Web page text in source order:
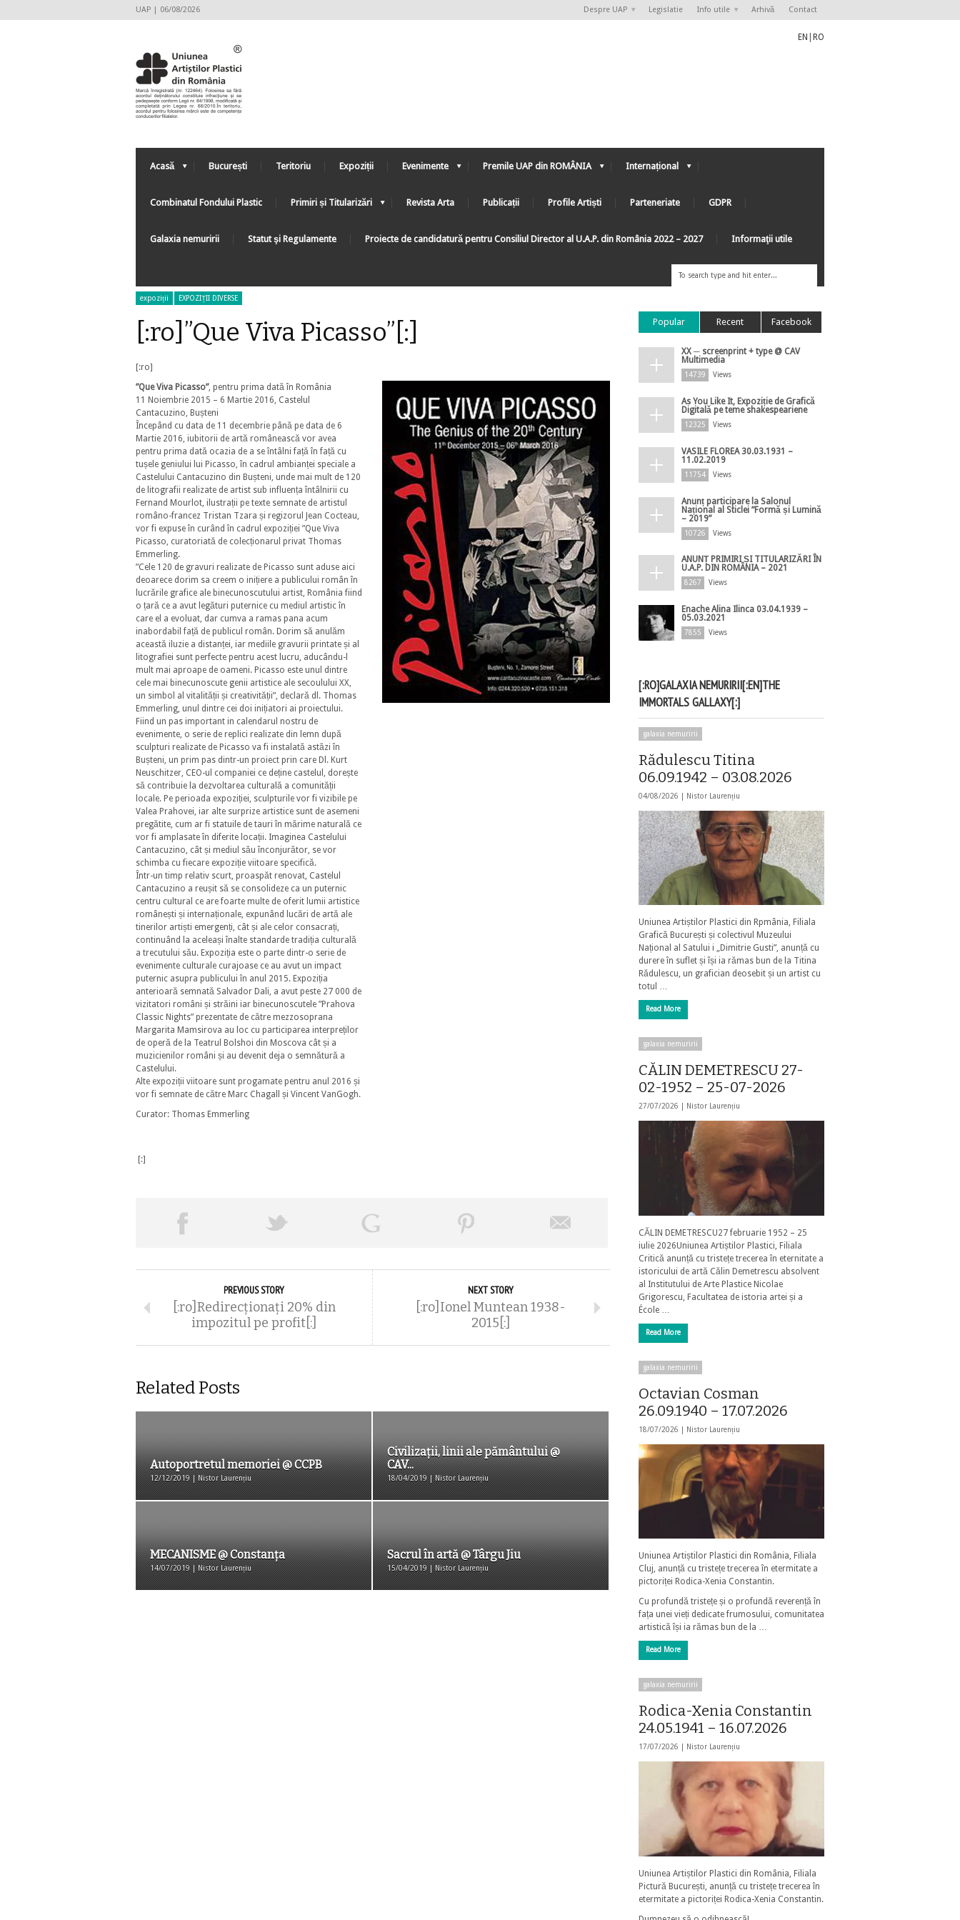
UAP | 06/08/2026 Despre UAP Legislatie Info utile Arhivă Contact
EN RO
Acasă București Teritoriu Expoziții Evenimente Premile UAP din ROMÂNIA Internațional
Combinatul Fondului Plastic Primiri și Titularizări Revista Arta Publicații Profile Artiști Parteneriate GDPR
Galaxia nemuririi Statut şi Regulamente Proiecte de candidatură pentru Consiliul Director al U.A.P. din România 2022 – 2027 Informaţii utile
expoziții EXPOZIȚII DIVERSE
[:ro]”Que Viva Picasso”[:]
[:ro]
”Que Viva Picasso”, pentru prima dată în România
11 Noiembrie 2015 – 6 Martie 2016, Castelul
Cantacuzino, Bușteni
Începând cu data de 11 decembrie până pe data de 6
Martie 2016, iubitorii de artă românească vor avea
pentru prima dată ocazia de a se întâlni față în față cu
tușele geniului lui Picasso, în cadrul ambianței speciale a
Castelului Cantacuzino din Bușteni, unde mai mult de 120
de litografii realizate de artist sub influența întâlnirii cu
Fernand Mourlot, ilustrații pe texte semnate de artistul
româno-francez Tristan Tzara și regizorul Jean Cocteau,
vor fi expuse în curând în cadrul expoziției ”Que Viva
Picasso, curatoriată de colecționarul privat Thomas
Emmerling.
”Cele 120 de gravuri realizate de Picasso sunt aduse aici
deoarece dorim sa creem o inițiere a publicului român în
lucrările grafice ale binecunoscutului artist, România fiind
o țară ce a avut legături puternice cu mediul artistic în
care el a evoluat, dar cumva a ramas pana acum
inabordabil față de publicul român. Dorim să anulăm
această iluzie a distanței, iar mediile gravurii printate și al
litografiei sunt perfecte pentru acest lucru, aducându-l
mult mai aproape de oameni. Picasso este unul dintre
cele mai binecunoscute genii artistice ale secoulului XX,
un simbol al vitalității și creativității”, declară dl. Thomas
Emmerling, unul dintre cei doi inițiatori ai proiectului.
Fiind un pas important in calendarul nostru de
evenimente, o serie de replici realizate din lemn după
sculpturi realizate de Picasso va fi instalată astăzi în
Bușteni, un prim pas dintr-un proiect prin care Dl. Kurt
Neuschitzer, CEO-ul companiei ce deține castelul, dorește
să contribuie la dezvoltarea culturală a comunității
locale. Pe perioada expoziției, sculpturile vor fi vizibile pe
Valea Prahovei, iar alte surprize artistice sunt de asemeni
pregătite, cum ar fi statuile de tauri în mărime naturală ce
vor fi amplasate în diferite locații. Imaginea Castelului
Cantacuzino, cât și mediul său înconjurător, se vor
schimba cu fiecare expoziție viitoare specifică.
Într-un timp relativ scurt, proaspăt renovat, Castelul
Cantacuzino a reușit să se consolideze ca un puternic
centru cultural ce are foarte multe de oferit lumii artistice
românești și internaționale, expunând lucări de artă ale
tinerilor artiști emergenți, cât și ale celor consacrați,
continuând la aceleași înalte standarde tradiția culturală
a trecutului său. Expoziția este o parte dintr-o serie de
evenimente culturale curajoase ce au avut un impact
puternic asupra publicului în anul 2015. Expoziția
anterioară semnată Salvador Dali, a avut peste 27 000 de
vizitatori români și străini iar binecunoscutele ”Prahova
Classic Nights” prezentate de către mezzosoprana
Margarita Mamsirova au loc cu participarea interpreților
de operă de la Teatrul Bolshoi din Moscova cât și a
muzicienilor români și au devenit deja o semnătură a
Castelului.
Alte expoziții viitoare sunt progamate pentru anul 2016 și
vor fi semnate de către Marc Chagall și Vincent VanGogh.
Curator: Thomas Emmerling
[:]
PREVIOUS STORY
[:ro]Redirecționați 20% din
impozitul pe profit[:]
NEXT STORY
[:ro]Ionel Muntean 1938-
2015[:]
Related Posts
Autoportretul memoriei @ CCPB
12/12/2019 | Nistor Laurențiu
Civilizații, linii ale pământului @
CAV...
18/04/2019 | Nistor Laurențiu
MECANISME @ Constanța
14/07/2019 | Nistor Laurențiu
Sacrul în artă @ Târgu Jiu
15/04/2019 | Nistor Laurențiu
Popular Recent Facebook
XX ─ screenprint + type @ CAV
Multimedia
14739 Views
As You Like It, Expoziție de Grafică
Digitală pe teme shakespeariene
12325 Views
VASILE FLOREA 30.03.1931 –
11.02.2019
11754 Views
Anunț participare la Salonul
Național al Sticlei ”Formă și Lumină
– 2019”
10726 Views
ANUNȚ PRIMIRI ȘI TITULARIZĂRI ÎN
U.A.P. DIN ROMÂNIA – 2021
8267 Views
Enache Alina Ilinca 03.04.1939 –
05.03.2021
7855 Views
[:RO]GALAXIA NEMURIRII[:EN]THE
IMMORTALS GALLAXY[:]
galaxia nemuririi
Rădulescu Titina
06.09.1942 – 03.08.2026
04/08/2026 | Nistor Laurențiu
Uniunea Artiștilor Plastici din Rpmânia, Filiala
Grafică București și colectivul Muzeului
Național al Satului i „Dimitrie Gusti”, anunță cu
durere în suflet și își ia rămas bun de la Titina
Rădulescu, un grafician deosebit și un artist cu
totul …
Read More
galaxia nemuririi
CĂLIN DEMETRESCU 27-
02-1952 – 25-07-2026
27/07/2026 | Nistor Laurențiu
CĂLIN DEMETRESCU27 februarie 1952 – 25
iulie 2026Uniunea Artiștilor Plastici, Filiala
Critică anunță cu tristețe trecerea în eternitate a
istoricului de artă Călin Demetrescu absolvent
al Institutului de Arte Plastice Nicolae
Grigorescu, Facultatea de istoria artei și a
École …
Read More
galaxia nemuririi
Octavian Cosman
26.09.1940 – 17.07.2026
18/07/2026 | Nistor Laurențiu
Uniunea Artiștilor Plastici din România, Filiala
Cluj, anunță cu tristețe trecerea în etermitate a
pictoriței Rodica-Xenia Constantin.
Cu profundă tristețe și o profundă reverență în
fața unei vieți dedicate frumosului, comunitatea
artistică își ia rămas bun de la …
Read More
galaxia nemuririi
Rodica-Xenia Constantin
24.05.1941 – 16.07.2026
17/07/2026 | Nistor Laurențiu
Uniunea Artiștilor Plastici din România, Filiala
Pictură București, anunță cu tristețe trecerea în
etermitate a pictoriței Rodica-Xenia Constantin.